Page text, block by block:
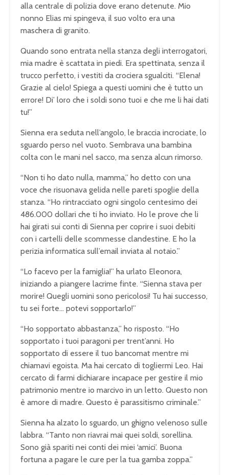
alla centrale di polizia dove erano detenute. Mio
nonno Elias mi spingeva, il suo volto era una
maschera di granito.
Quando sono entrata nella stanza degli interrogatori,
mia madre è scattata in piedi. Era spettinata, senza il
trucco perfetto, i vestiti da crociera sgualciti. “Elena!
Grazie al cielo! Spiega a questi uomini che è tutto un
errore! Di’ loro che i soldi sono tuoi e che me li hai dati
tu!”
Sienna era seduta nell’angolo, le braccia incrociate, lo
sguardo perso nel vuoto. Sembrava una bambina
colta con le mani nel sacco, ma senza alcun rimorso.
“Non ti ho dato nulla, mamma,” ho detto con una
voce che risuonava gelida nelle pareti spoglie della
stanza. “Ho rintracciato ogni singolo centesimo dei
486.000 dollari che ti ho inviato. Ho le prove che li
hai girati sui conti di Sienna per coprire i suoi debiti
con i cartelli delle scommesse clandestine. E ho la
perizia informatica sull’email inviata al notaio.”
“Lo facevo per la famiglia!” ha urlato Eleonora,
iniziando a piangere lacrime finte. “Sienna stava per
morire! Quegli uomini sono pericolosi! Tu hai successo,
tu sei forte… potevi sopportarlo!”
“Ho sopportato abbastanza,” ho risposto. “Ho
sopportato i tuoi paragoni per trent’anni. Ho
sopportato di essere il tuo bancomat mentre mi
chiamavi egoista. Ma hai cercato di togliermi Leo. Hai
cercato di farmi dichiarare incapace per gestire il mio
patrimonio mentre io marcivo in un letto. Questo non
è amore di madre. Questo è parassitismo criminale.”
Sienna ha alzato lo sguardo, un ghigno velenoso sulle
labbra. “Tanto non riavrai mai quei soldi, sorellina.
Sono già spariti nei conti dei miei ‘amici’. Buona
fortuna a pagare le cure per la tua gamba zoppa.”